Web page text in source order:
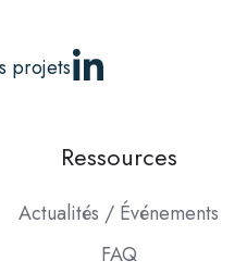
projets
Ressources
Actualités / Événements
FAQ